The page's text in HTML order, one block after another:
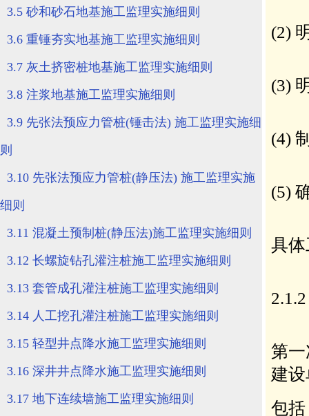
3.5 砂和砂石地基施工监理实施细则
3.6 重锤夯实地基施工监理实施细则
3.7 灰土挤密桩地基施工监理实施细则
3.8 注浆地基施工监理实施细则
3.9 先张法预应力管桩(锤击法) 施工监理实施细
则
3.10 先张法预应力管桩(静压法) 施工监理实施
细则
3.11 混凝土预制桩(静压法)施工监理实施细则
3.12 长螺旋钻孔灌注桩施工监理实施细则
3.13 套管成孔灌注桩施工监理实施细则
3.14 人工挖孔灌注桩施工监理实施细则
3.15 轻型井点降水施工监理实施细则
3.16 深井井点降水施工监理实施细则
3.17 地下连续墙施工监理实施细则